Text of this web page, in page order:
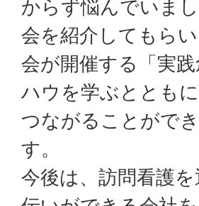
からず悩んでいま
会を紹介してもら
会が開催する「実
ハウを学ぶととも
つながることがで
す。
今後は、訪問看護